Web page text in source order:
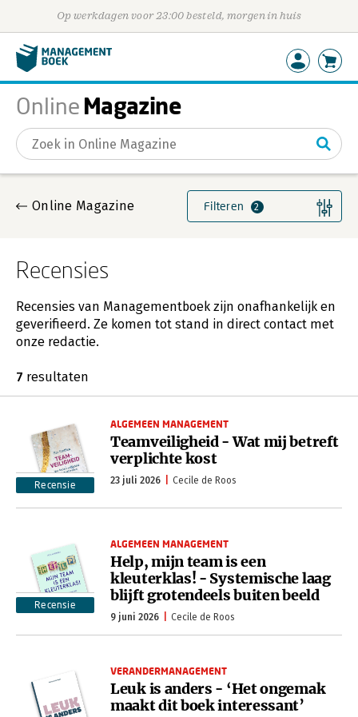
Op werkdagen voor 23:00 besteld, morgen in huis
Online Magazine
Gevonden artikelen
Online Magazine Filteren 2
Recensies
Recensies van Managementboek zijn onafhankelijk en
geverifieerd. Ze komen tot stand in direct contact met
onze redactie.
7 resultaten
Recensie
ALGEMEEN MANAGEMENT
Teamveiligheid - Wat mij betreft
verplichte kost
23 juli 2026 Cecile de Roos
Recensie
ALGEMEEN MANAGEMENT
Help, mijn team is een
kleuterklas! - Systemische laag
blijft grotendeels buiten beeld
9 juni 2026 Cecile de Roos
VERANDERMANAGEMENT
Leuk is anders - ‘Het ongemak
maakt dit boek interessant’